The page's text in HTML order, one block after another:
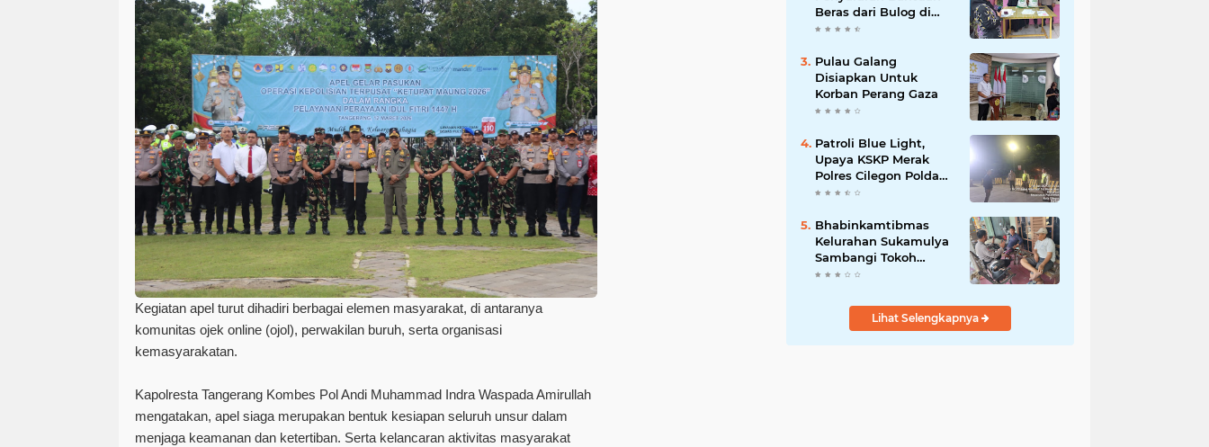
Kegiatan apel turut dihadiri berbagai elemen masyarakat, di antaranya
komunitas ojek online (ojol), perwakilan buruh, serta organisasi
kemasyarakatan.
Kapolresta Tangerang Kombes Pol Andi Muhammad Indra Waspada Amirullah
mengatakan, apel siaga merupakan bentuk kesiapan seluruh unsur dalam
menjaga keamanan dan ketertiban. Serta kelancaran aktivitas masyarakat
Beras dari Bulog di
Desa Pasir Gadung
Pulau Galang
Disiapkan Untuk
Korban Perang Gaza
Patroli Blue Light,
Upaya KSKP Merak
Polres Cilegon Polda
Banten Tekan Aksi
Bhabinkamtibmas
Kelurahan Sukamulya
Sambangi Tokoh
Masyarakat, Perkuat
Kamtibmas
Lihat Selengkapnya